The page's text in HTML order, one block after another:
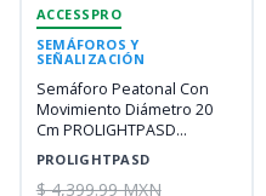
ACCESSPRO
SEMÁFOROS Y
SEÑALIZACIÓN
PROLIGHTPASD
Semáforo Peatonal Con
Movimiento Diámetro 20
Cm PROLIGHTPASD
ACCESSPRO
$ 4,399.99 MXN